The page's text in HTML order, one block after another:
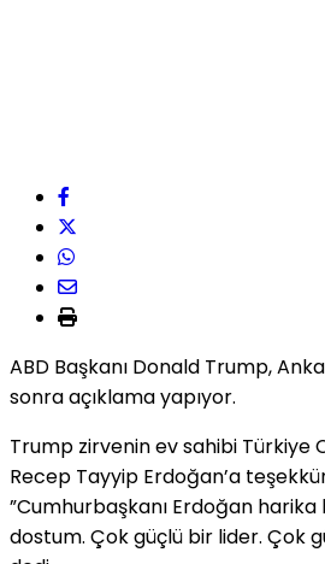
ABD Başkanı Donald Trump,
sonra açıklama yapıyor.
Trump zirvenin ev sahibi Türkiye
Recep Tayyip Erdoğan’a
”Cumhurbaşkanı Erdoğan
dostum. Çok güçlü bir lider. Çok